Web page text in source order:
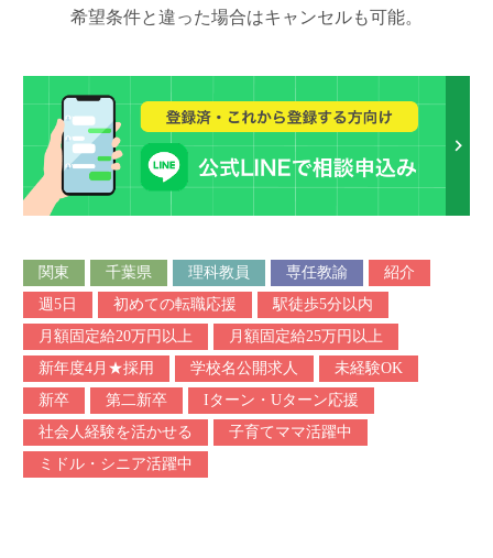
希望条件と違った場合はキャンセルも可能。
関東 千葉県 理科教員 専任教諭
紹介
週5日
初めての転職応援
駅徒歩5分以内
月額固定給20万円以上
月額固定給25万円以上
新年度4月★採用
学校名公開求人
未経験OK
新卒
第二新卒
Iターン・Uターン応援
社会人経験を活かせる
子育てママ活躍中
ミドル・シニア活躍中